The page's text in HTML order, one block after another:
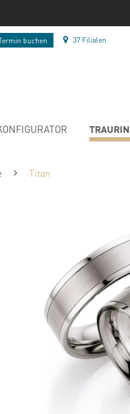
buchen 37 Filialen
Titan